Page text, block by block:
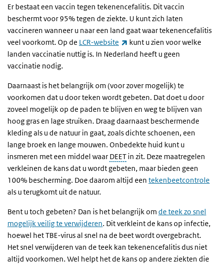
Er bestaat een vaccin tegen tekenencefalitis. Dit vaccin
beschermt voor 95% tegen de ziekte. U kunt zich laten
vaccineren wanneer u naar een land gaat waar tekenencefalitis
veel voorkomt. Op de LCR-website (externe link)
kunt u zien voor welke
landen vaccinatie nuttig is. In Nederland heeft u geen
vaccinatie nodig.
Daarnaast is het belangrijk om (voor zover mogelijk) te
voorkomen dat u door teken wordt gebeten. Dat doet u door
zoveel mogelijk op de paden te blijven en weg te blijven van
hoog gras en lage struiken. Draag daarnaast beschermende
kleding als u de natuur in gaat, zoals dichte schoenen, een
lange broek en lange mouwen. Onbedekte huid kunt u
insmeren met een middel waar DEET in zit. Deze maatregelen
verkleinen de kans dat u wordt gebeten, maar bieden geen
100% bescherming. Doe daarom altijd een tekenbeetcontrole
als u terugkomt uit de natuur.
Bent u toch gebeten? Dan is het belangrijk om de teek zo snel
mogelijk veilig te verwijderen. Dit verkleint de kans op infectie,
hoewel het TBE-virus al snel na de beet wordt overgebracht.
Het snel verwijderen van de teek kan tekenencefalitis dus niet
altijd voorkomen. Wel helpt het de kans op andere ziekten die